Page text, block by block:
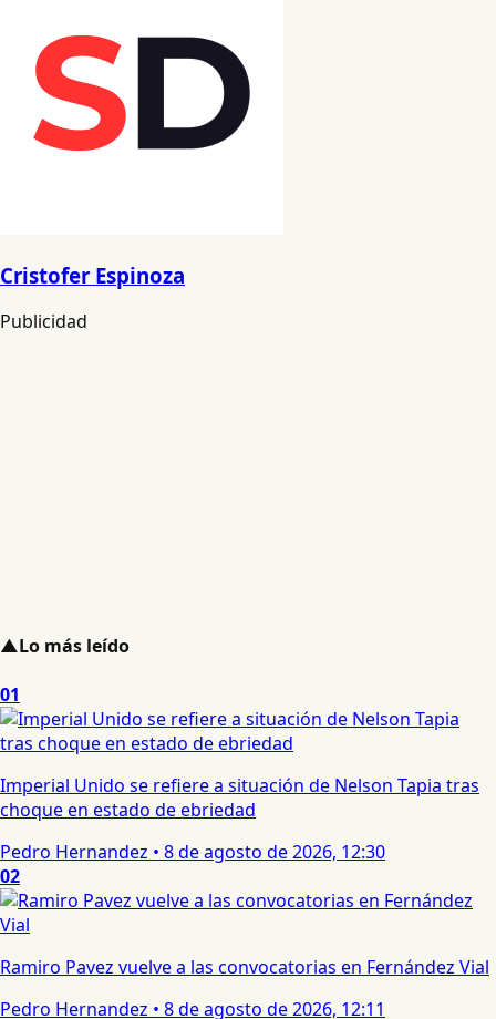
Cristofer Espinoza
Publicidad
▲Lo más leído
01
Imperial Unido se refiere a situación de Nelson Tapia tras
choque en estado de ebriedad
Pedro Hernandez • 8 de agosto de 2026, 12:30
02
Ramiro Pavez vuelve a las convocatorias en Fernández Vial
Pedro Hernandez • 8 de agosto de 2026, 12:11